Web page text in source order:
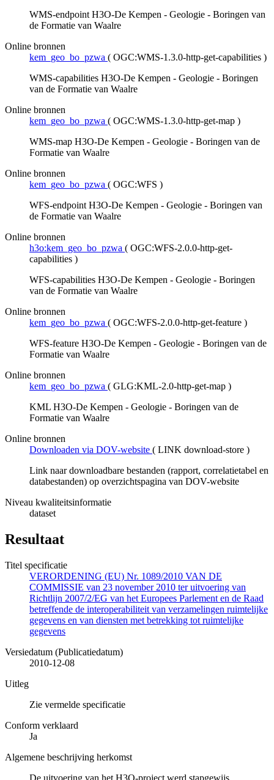
WMS-endpoint H3O-De Kempen - Geologie - Boringen van
de Formatie van Waalre
Online bronnen
kem_geo_bo_pzwa ( OGC:WMS-1.3.0-http-get-capabilities )
WMS-capabilities H3O-De Kempen - Geologie - Boringen
van de Formatie van Waalre
Online bronnen
kem_geo_bo_pzwa ( OGC:WMS-1.3.0-http-get-map )
WMS-map H3O-De Kempen - Geologie - Boringen van de
Formatie van Waalre
Online bronnen
kem_geo_bo_pzwa ( OGC:WFS )
WFS-endpoint H3O-De Kempen - Geologie - Boringen van
de Formatie van Waalre
Online bronnen
h3o:kem_geo_bo_pzwa ( OGC:WFS-2.0.0-http-get-
capabilities )
WFS-capabilities H3O-De Kempen - Geologie - Boringen
van de Formatie van Waalre
Online bronnen
kem_geo_bo_pzwa ( OGC:WFS-2.0.0-http-get-feature )
WFS-feature H3O-De Kempen - Geologie - Boringen van de
Formatie van Waalre
Online bronnen
kem_geo_bo_pzwa ( GLG:KML-2.0-http-get-map )
KML H3O-De Kempen - Geologie - Boringen van de
Formatie van Waalre
Online bronnen
Downloaden via DOV-website ( LINK download-store )
Link naar downloadbare bestanden (rapport, correlatietabel en
databestanden) op overzichtspagina van DOV-website
Niveau kwaliteitsinformatie
dataset
Resultaat
Titel specificatie
VERORDENING (EU) Nr. 1089/2010 VAN DE
COMMISSIE van 23 november 2010 ter uitvoering van
Richtlijn 2007/2/EG van het Europees Parlement en de Raad
betreffende de interoperabiliteit van verzamelingen ruimtelijke
gegevens en van diensten met betrekking tot ruimtelijke
gegevens
Versiedatum (Publicatiedatum)
2010-12-08
Uitleg
Zie vermelde specificatie
Conform verklaard
Ja
Algemene beschrijving herkomst
De uitvoering van het H3O-project werd stapgewijs